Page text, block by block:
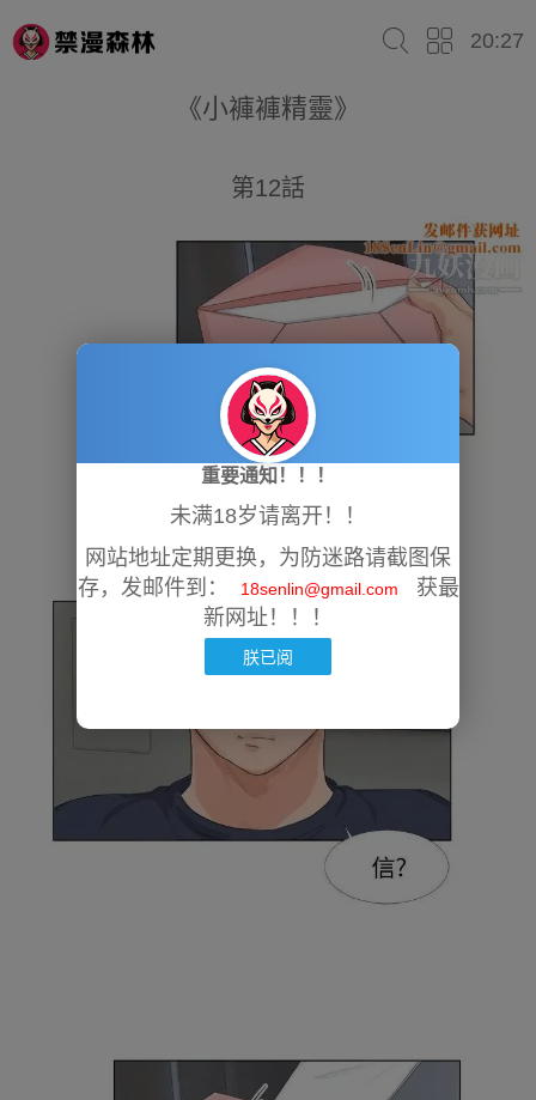
20:27
《小褲褲精靈》
第12話
重要通知！！！
未满18岁请离开！！
网站地址定期更换，为防迷路请截图保
存，发邮件到：
18senlin@gmail.com
获最
新网址！！！
朕已阅